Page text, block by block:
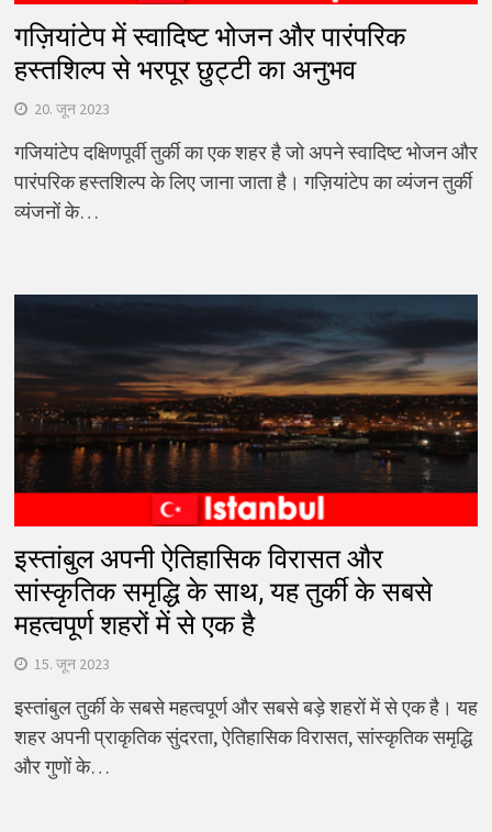
गज़ियांटेप में स्वादिष्ट भोजन और पारंपरिक
हस्तशिल्प से भरपूर छुट्टी का अनुभव
20. जून 2023
गजियांटेप दक्षिणपूर्वी तुर्की का एक शहर है जो अपने स्वादिष्ट भोजन और
पारंपरिक हस्तशिल्प के लिए जाना जाता है। गज़ियांटेप का व्यंजन तुर्की
व्यंजनों के…
इस्तांबुल अपनी ऐतिहासिक विरासत और
सांस्कृतिक समृद्धि के साथ, यह तुर्की के सबसे
महत्वपूर्ण शहरों में से एक है
15. जून 2023
इस्तांबुल तुर्की के सबसे महत्वपूर्ण और सबसे बड़े शहरों में से एक है। यह
शहर अपनी प्राकृतिक सुंदरता, ऐतिहासिक विरासत, सांस्कृतिक समृद्धि
और गुणों के…